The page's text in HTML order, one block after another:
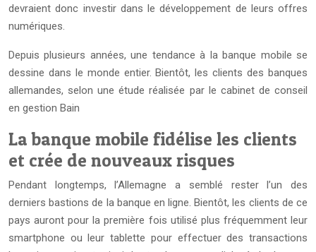
devraient donc investir dans le développement de leurs offres
numériques.
Depuis plusieurs années, une tendance à la banque mobile se
dessine dans le monde entier. Bientôt, les clients des banques
allemandes, selon une étude réalisée par le cabinet de conseil
en gestion Bain
La banque mobile fidélise les clients
et crée de nouveaux risques
Pendant longtemps, l’Allemagne a semblé rester l’un des
derniers bastions de la banque en ligne. Bientôt, les clients de ce
pays auront pour la première fois utilisé plus fréquemment leur
smartphone ou leur tablette pour effectuer des transactions